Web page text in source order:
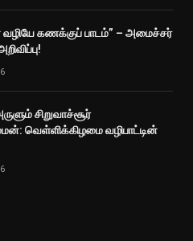
கணக்குப் பாடம்” – அமைச்சர்
சிறுவாச்சூர்
வெள்ளிக்கிழமை வழிபாட்டின்